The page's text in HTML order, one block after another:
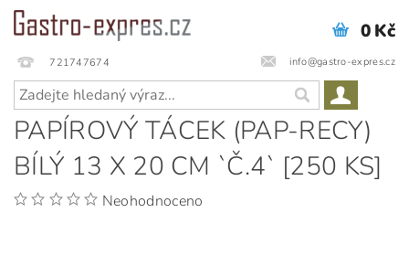
721747674 info@gastro-expres.cz
0 Kč
PAPÍROVÝ TÁCEK (PAP-RECY)
BÍLÝ 13 X 20 CM `Č.4` [250 KS]
Neohodnoceno